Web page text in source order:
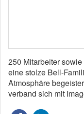
250 Mitarbeiter
eine stolze Bell-
Atmosphäre
verband sich mit